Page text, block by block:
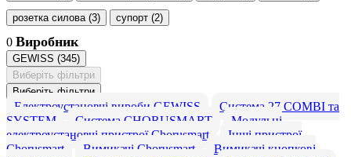
розетка силова (3) супорт (2)
0 Виробник
GEWISS (345)
Виберіть фільтри
Виберіть фільтри
Електроустановчі вироби GEWISS
Система 27 COMBI та
SYSTEM
Система CHORUSMART
Модульні
електроустановчі пристрої Chorusmart
Інші пристрої
Chorusmart
Вимикачі Chorusmart
Вимикачі кнопкові